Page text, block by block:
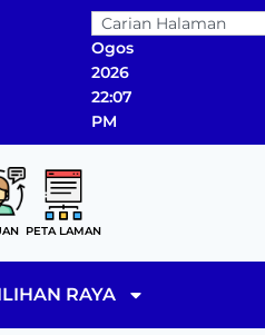
07
Ogos
2026
22:07
PM
PETA LAMAN
RAYA